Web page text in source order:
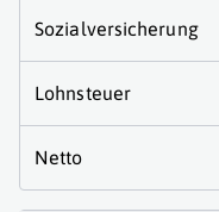
Sozialversicherung
Lohnsteuer
Netto